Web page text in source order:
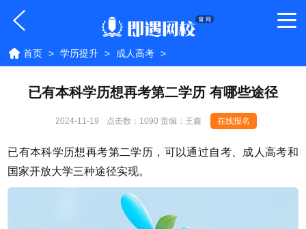
首页 > 学历提升 > 成人高考 >
已有本科学历想再考第二学历 有哪些途径
2024-11-19 点击数： 1090 责编：王鑫 在线报名
已有本科学历想再考第二学历，可以通过自考、成人高考和
国家开放大学三种途径实现。